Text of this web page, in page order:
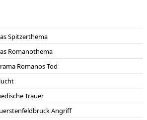
Spitzerthema
Romanothema
Romanos Tod
Trauer
Angriff
Dehnhardt, Uli Weidenbach, Manfred
TV GmbH Köln
gelungene Mischung zwischen Spielfilm
Szenen) und Dokumentation